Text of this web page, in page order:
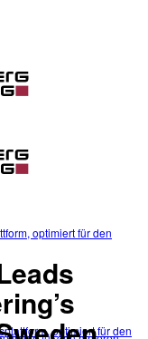
optimiert für den
optimiert für den